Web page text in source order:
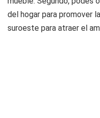
del hogar para promover
suroeste para atraer el